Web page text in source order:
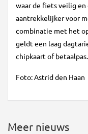
waar de fiets veilig
aantrekkelijker voor
combinatie met het
geldt een laag
chipkaart of betaalpas.
Foto: Astrid den Haan
Meer nieuws